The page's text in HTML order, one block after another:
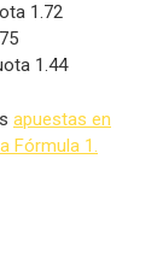
1.72
1.44
apuestas en
Fórmula 1.